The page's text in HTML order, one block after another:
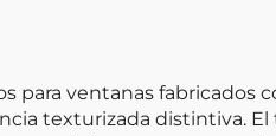
para ventanas fabricados
texturizada distintiva.